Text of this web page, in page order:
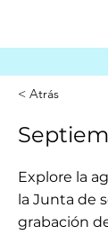
< Atrás
Explore la
la Junta de
grabación